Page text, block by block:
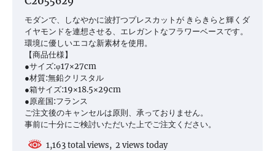
モダンで、しなやかに波打つプレスカットが きらきらと輝くダ
イヤモンドを連想させる、エレガントなフラワーベースです。
環境に優しいエコな新素材を使用。
【商品仕様】
●サイズ:φ17×27cm
●材質:無鉛クリスタル
●箱サイズ:19×18.5×29cm
●原産国:フランス
ご注文後のキャンセルは原則、承っておりません。
事前に十分にご検討いただいた上でご注文ください。
1,163 total views, 2 views today